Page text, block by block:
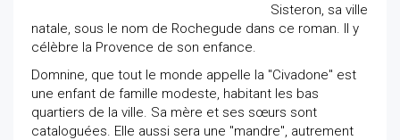
Sisteron, sa ville
natale, sous le nom de Rochegude dans ce roman. Il y
célèbre la Provence de son enfance.
Domnine, que tout le monde appelle la "Civadone" est
une enfant de famille modeste, habitant les bas
quartiers de la ville. Sa mère et ses sœurs sont
cataloguées. Elle aussi sera une "mandre", autrement